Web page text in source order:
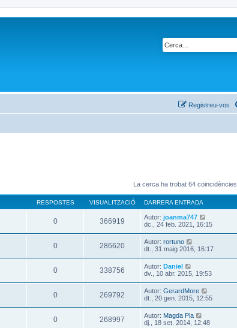
Registreu-vos
La cerca ha trobat 64 coincidències
RESPOSTES VISUALITZACIÓ DARRERA ENTRADA
0 366919 Autor: joanma747
dc., 24 feb. 2021, 16:15
0 286620 Autor: rortuno
dt., 31 maig 2016, 16:17
0 338756 Autor: Daniel
dv., 10 abr. 2015, 19:53
0 269792 Autor: GerardMore
dt., 20 gen. 2015, 12:55
0 268997 Autor: Magda Pla
dj., 18 set. 2014, 12:48